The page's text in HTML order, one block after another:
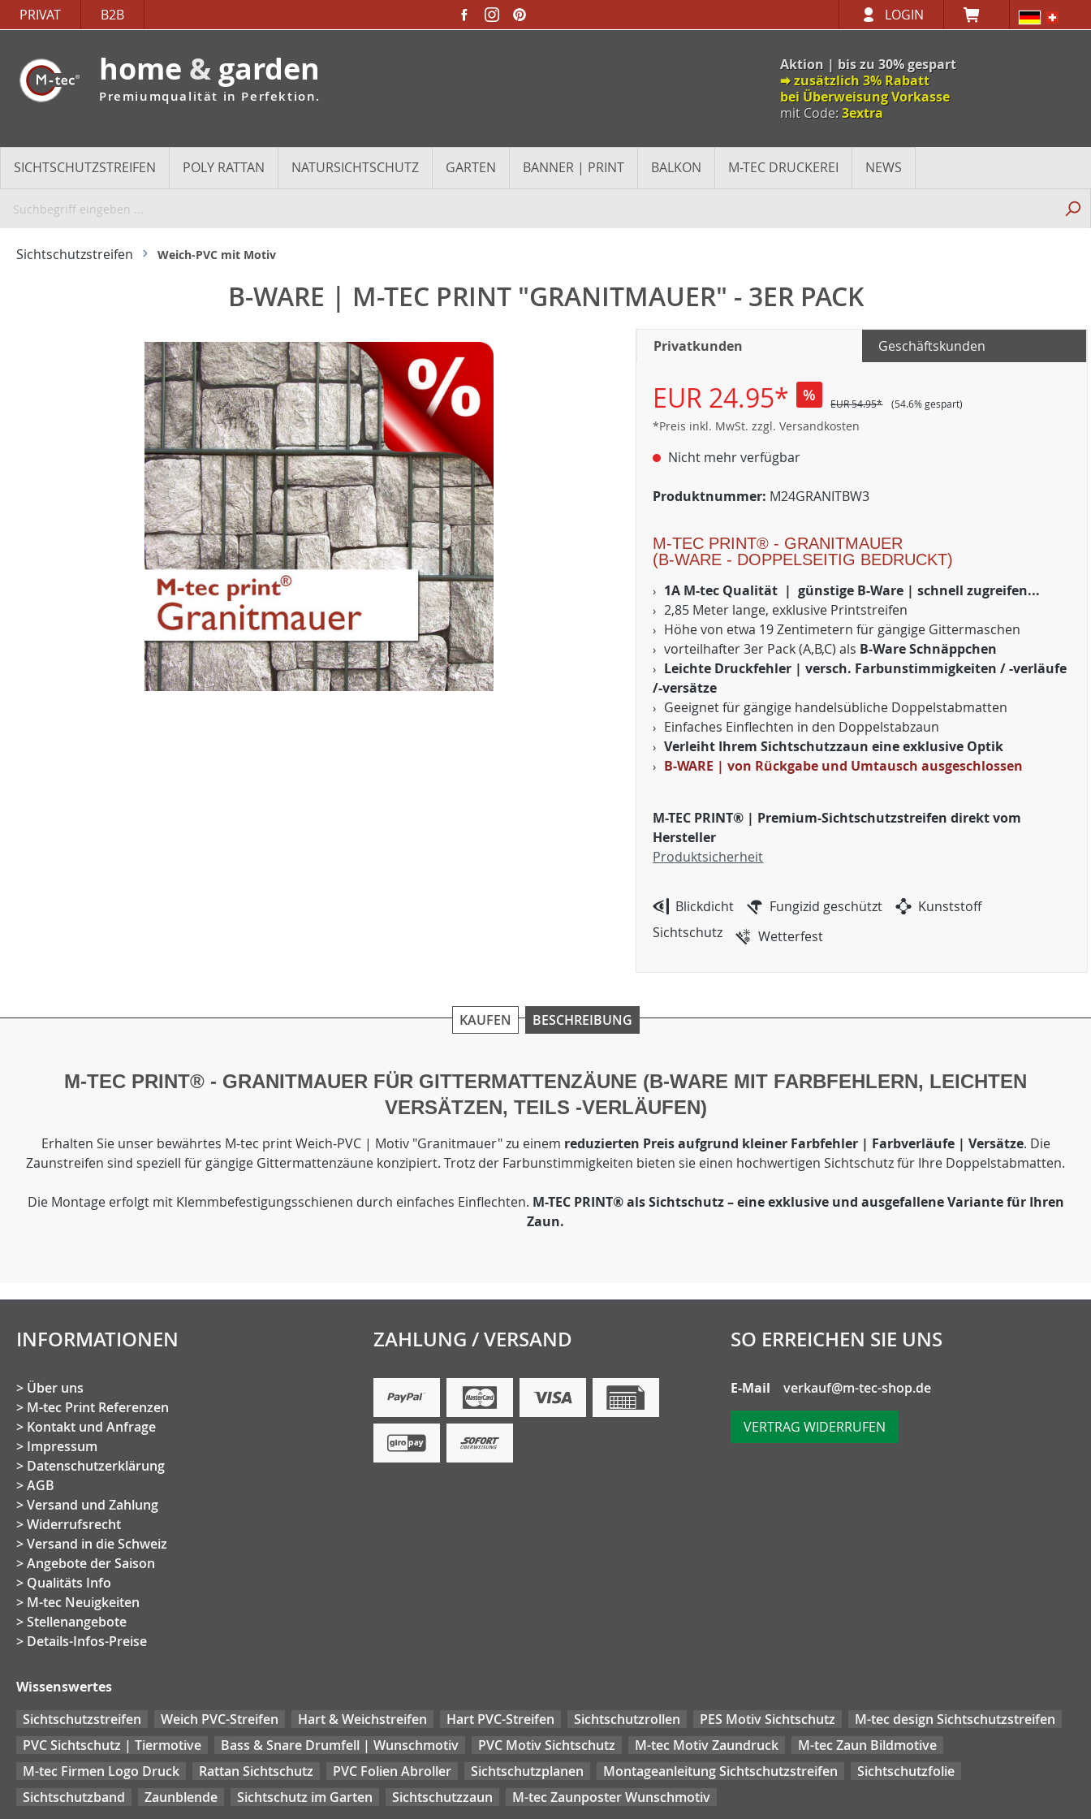
PRIVAT B2B LOGIN
home & garden
Premiumqualität in Perfektion.
Aktion | bis zu 30% gespart
🠮 zusätzlich 3% Rabatt
bei Überweisung Vorkasse
mit Code:3extra
SICHTSCHUTZSTREIFEN POLY RATTAN NATURSICHTSCHUTZ GARTEN BANNER | PRINT BALKON M-TEC DRUCKEREI NEWS
Sichtschutzstreifen Weich-PVC mit Motiv
B-WARE | M-TEC PRINT "GRANITMAUER" - 3ER PACK
Privatkunden Geschäftskunden
EUR 24.95* % EUR 54.95* (54.6% gespart)
*Preis inkl. MwSt. zzgl. Versandkosten
Nicht mehr verfügbar
Produktnummer: M24GRANITBW3
M-TEC PRINT® - GRANITMAUER
(B-WARE - DOPPELSEITIG BEDRUCKT)
1A M-tec Qualität | günstige B-Ware | schnell zugreifen...
2,85 Meter lange, exklusive Printstreifen
Höhe von etwa 19 Zentimetern für gängige Gittermaschen
vorteilhafter 3er Pack (A,B,C) als B-Ware Schnäppchen
Leichte Druckfehler | versch. Farbunstimmigkeiten / -verläufe
/-versätze
Geeignet für gängige handelsübliche Doppelstabmatten
Einfaches Einflechten in den Doppelstabzaun
Verleiht Ihrem Sichtschutzzaun eine exklusive Optik
B-WARE | von Rückgabe und Umtausch ausgeschlossen
M-TEC PRINT® | Premium-Sichtschutzstreifen direkt vom
Hersteller
Produktsicherheit
Blickdicht Fungizid geschützt
Kunststoff
Sichtschutz
Wetterfest
KAUFEN BESCHREIBUNG
M-TEC PRINT® - GRANITMAUER FÜR GITTERMATTENZÄUNE (B-WARE MIT FARBFEHLERN, LEICHTEN
VERSÄTZEN, TEILS -VERLÄUFEN)
Erhalten Sie unser bewährtes M-tec print Weich-PVC | Motiv "Granitmauer" zu einem reduzierten Preis aufgrund kleiner Farbfehler | Farbverläufe | Versätze. Die
Zaunstreifen sind speziell für gängige Gittermattenzäune konzipiert. Trotz der Farbunstimmigkeiten bieten sie einen hochwertigen Sichtschutz für Ihre Doppelstabmatten.
Die Montage erfolgt mit Klemmbefestigungsschienen durch einfaches Einflechten. M-TEC PRINT® als Sichtschutz – eine exklusive und ausgefallene Variante für Ihren
Zaun.
INFORMATIONEN
Über uns
M-tec Print Referenzen
Kontakt und Anfrage
Impressum
Datenschutzerklärung
AGB
Versand und Zahlung
Widerrufsrecht
Versand in die Schweiz
Angebote der Saison
Qualitäts Info
M-tec Neuigkeiten
Stellenangebote
Details-Infos-Preise
ZAHLUNG / VERSAND SO ERREICHEN SIE UNS
E-Mail verkauf@m-tec-shop.de
VERTRAG WIDERRUFEN
Wissenswertes
Sichtschutzstreifen
Weich PVC-Streifen Hart & Weichstreifen Hart PVC-Streifen Sichtschutzrollen PES Motiv Sichtschutz
M-tec design Sichtschutzstreifen
PVC Sichtschutz | Tiermotive
Bass & Snare Drumfell | Wunschmotiv PVC Motiv Sichtschutz M-tec Motiv Zaundruck
M-tec Zaun Bildmotive
M-tec Firmen Logo Druck
Rattan Sichtschutz PVC Folien Abroller Sichtschutzplanen Montageanleitung Sichtschutzstreifen
Sichtschutzfolie
Sichtschutzband
Zaunblende Sichtschutz im Garten Sichtschutzzaun M-tec Zaunposter Wunschmotiv